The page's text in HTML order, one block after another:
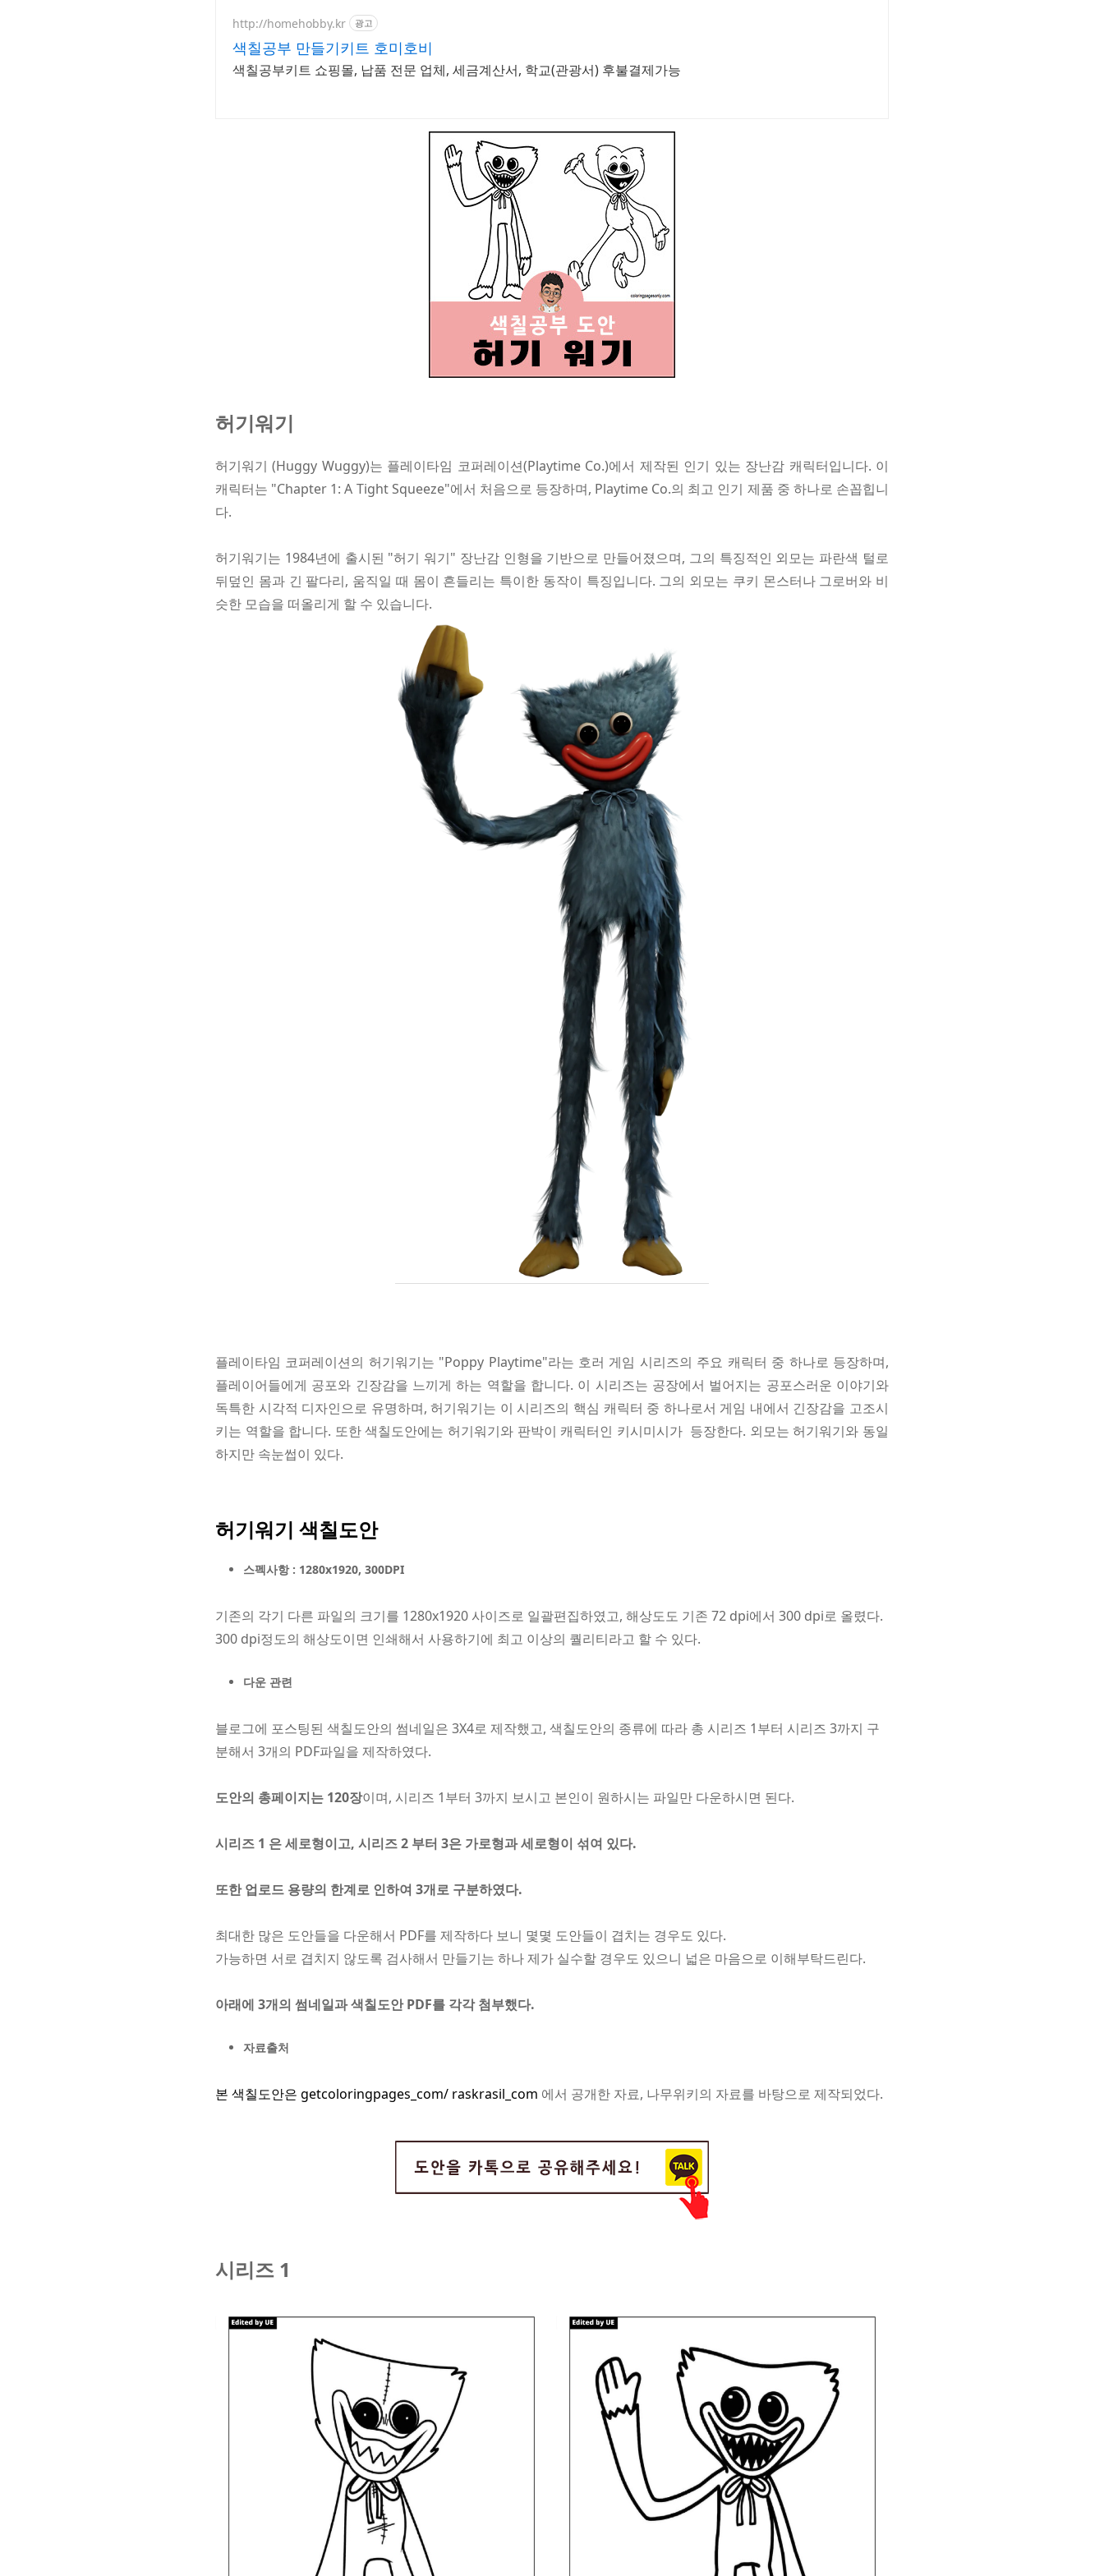
http://homehobby.kr 광고
색칠공부 만들기키트 호미호비
색칠공부키트 쇼핑몰, 납품 전문 업체, 세금계산서, 학교(관광서) 후불결제가능
허기워기
허기워기 (Huggy Wuggy)는 플레이타임 코퍼레이션(Playtime Co.)에서 제작된 인기 있는 장난감 캐릭터입니다. 이
캐릭터는 "Chapter 1: A Tight Squeeze"에서 처음으로 등장하며, Playtime Co.의 최고 인기 제품 중 하나로 손꼽힙니
다.
허기워기는 1984년에 출시된 "허기 워기" 장난감 인형을 기반으로 만들어졌으며, 그의 특징적인 외모는 파란색 털로
뒤덮인 몸과 긴 팔다리, 움직일 때 몸이 흔들리는 특이한 동작이 특징입니다. 그의 외모는 쿠키 몬스터나 그로버와 비
슷한 모습을 떠올리게 할 수 있습니다.
플레이타임 코퍼레이션의 허기워기는 "Poppy Playtime"라는 호러 게임 시리즈의 주요 캐릭터 중 하나로 등장하며,
플레이어들에게 공포와 긴장감을 느끼게 하는 역할을 합니다. 이 시리즈는 공장에서 벌어지는 공포스러운 이야기와
독특한 시각적 디자인으로 유명하며, 허기워기는 이 시리즈의 핵심 캐릭터 중 하나로서 게임 내에서 긴장감을 고조시
키는 역할을 합니다. 또한 색칠도안에는 허기워기와 판박이 캐릭터인 키시미시가 등장한다. 외모는 허기워기와 동일
하지만 속눈썹이 있다.
허기워기 색칠도안
스펙사항 : 1280x1920, 300DPI
기존의 각기 다른 파일의 크기를 1280x1920 사이즈로 일괄편집하였고, 해상도도 기존 72 dpi에서 300 dpi로 올렸다.
300 dpi정도의 해상도이면 인쇄해서 사용하기에 최고 이상의 퀄리티라고 할 수 있다.
다운 관련
블로그에 포스팅된 색칠도안의 썸네일은 3X4로 제작했고, 색칠도안의 종류에 따라 총 시리즈 1부터 시리즈 3까지 구
분해서 3개의 PDF파일을 제작하였다.
도안의 총페이지는 120장이며, 시리즈 1부터 3까지 보시고 본인이 원하시는 파일만 다운하시면 된다.
시리즈 1 은 세로형이고, 시리즈 2 부터 3은 가로형과 세로형이 섞여 있다.
또한업로드 용량의 한계로 인하여 3개로 구분하였다.
최대한 많은 도안들을 다운해서 PDF를 제작하다 보니 몇몇 도안들이 겹치는 경우도 있다.
가능하면 서로 겹치지 않도록 검사해서 만들기는 하나 제가 실수할 경우도 있으니 넓은 마음으로 이해부탁드린다.
아래에 3개의 썸네일과 색칠도안 PDF를 각각 첨부했다.
자료출처
본 색칠도안은 getcoloringpages_com/ raskrasil_com 에서 공개한 자료, 나무위키의 자료를 바탕으로 제작되었다.
시리즈 1